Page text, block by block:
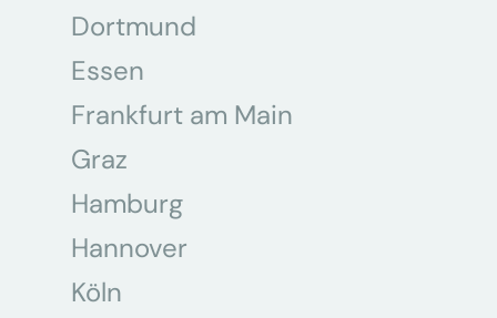
Dortmund
Essen
Frankfurt am Main
Graz
Hamburg
Hannover
Köln